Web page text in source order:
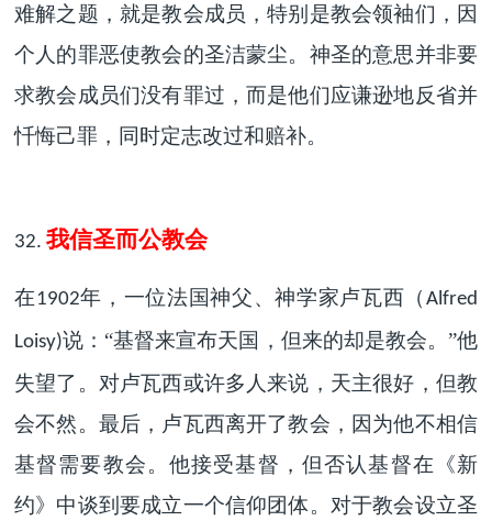
难解之题，就是教会成员，特别是教会领袖们，因
个人的罪恶使教会的圣洁蒙尘。神圣的意思并非要
求教会成员们没有罪过，而是他们应谦逊地反省并
忏悔己罪，同时定志改过和赔补。
32. 我信圣而公教会
在1902年，一位法国神父、神学家卢瓦西（Alfred
Loisy)说：“基督来宣布天国，但来的却是教会。”他
失望了。对卢瓦西或许多人来说，天主很好，但教
会不然。最后，卢瓦西离开了教会，因为他不相信
基督需要教会。他接受基督，但否认基督在《新
约》中谈到要成立一个信仰团体。对于教会设立圣